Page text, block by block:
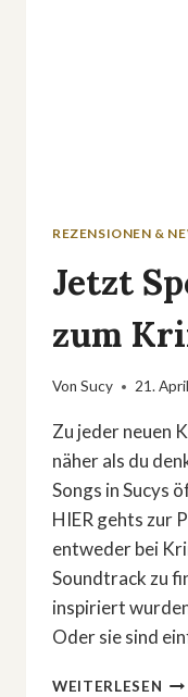
REZENSIONEN &
Jetzt
zum
Von Sucy 21.
Zu jeder neuen
näher als du
Songs in Sucys
HIER gehts zur
entweder bei
Soundtrack zu
inspiriert
Oder sie sind
WEITERLESEN